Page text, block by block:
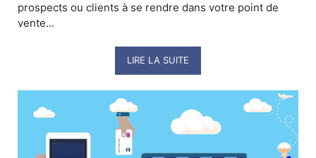
prospects ou clients à se rendre dans votre point de
vente...
LIRE LA SUITE